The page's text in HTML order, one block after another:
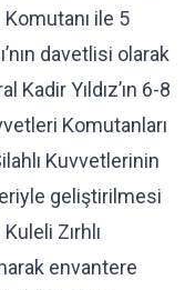
ile 5
davetlisi olarak
Yıldız’ın 6-8
Komutanları
Kuvvetlerinin
geliştirilmesi
Zırhlı
envantere